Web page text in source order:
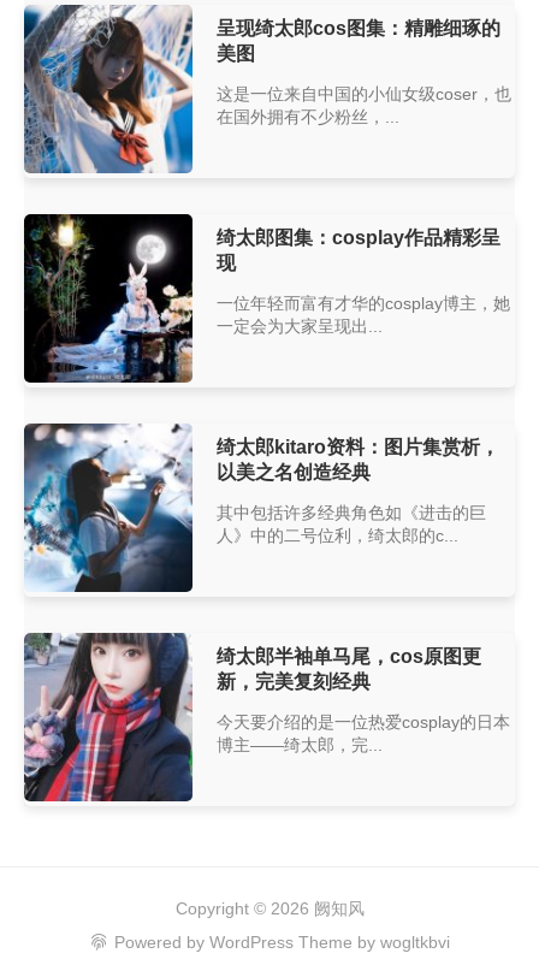
呈现绮太郎cos图集：精雕细琢的
美图
这是一位来自中国的小仙女级coser，也
在国外拥有不少粉丝，...
绮太郎图集：cosplay作品精彩呈
现
一位年轻而富有才华的cosplay博主，她
一定会为大家呈现出...
绮太郎kitaro资料：图片集赏析，
以美之名创造经典
其中包括许多经典角色如《进击的巨
人》中的二号位利，绮太郎的c...
绮太郎半袖单马尾，cos原图更
新，完美复刻经典
今天要介绍的是一位热爱cosplay的日本
博主——绮太郎，完...
Copyright © 2026 阙知风
Powered by WordPress Theme by wogltkbvi